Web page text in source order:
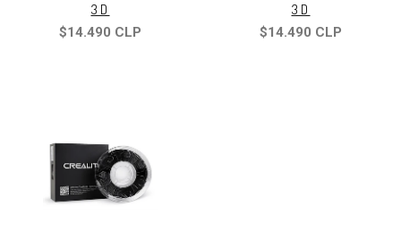
3D
$14.490 CLP
3D
$14.490 CLP